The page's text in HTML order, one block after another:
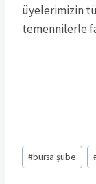
üyelerimizin
temennilerle
Post
Tags:
#bursa şube